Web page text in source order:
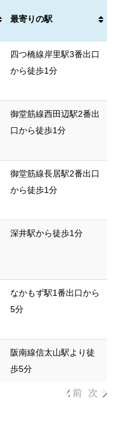
最寄りの駅
四つ橋線岸里駅3番出口
から徒歩1分
御堂筋線西田辺駅2番出
口から徒歩1分
御堂筋線長居駅2番出口
から徒歩1分
深井駅から徒歩1分
なかもず駅1番出口から
5分
阪南線信太山駅より徒
歩5分
前 次